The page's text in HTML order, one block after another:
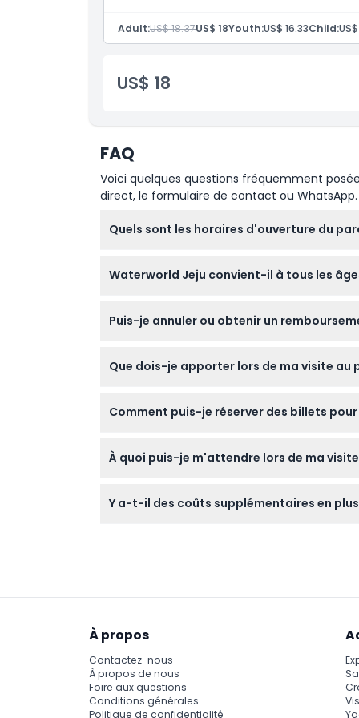
Adult:US$ 18.37US$ 18Youth:US$ 16.33Child:
US$ 18
FAQ
Voici quelques questions fréquemment
direct, le formulaire de contact ou WhatsApp.
Quels sont les horaires d'ouverture du
moment de la réservation).
Waterworld Jeju convient-il à tous les
Puis-je annuler ou obtenir un
Que dois-je apporter lors de ma visite au
conseillé d'apporter une protection
Comment puis-je réserver des billets
l'heure de votre choix.
À quoi puis-je m'attendre lors de ma
technologie, lumière et eau pour une
Y a-t-il des coûts supplémentaires en
À propos
Contactez-nous
À propos de nous
Foire aux questions
Conditions générales
Politique de confidentialité